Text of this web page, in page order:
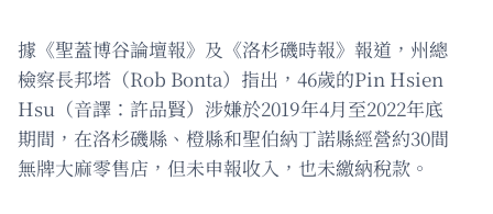
據《聖蓋博谷論壇報》及《洛杉磯時報》報道，州總
檢察長邦塔（Rob Bonta）指出，46歲的Pin Hsien
Hsu（音譯：許品賢）涉嫌於2019年4月至2022年底
期間，在洛杉磯縣、橙縣和聖伯納丁諾縣經營約30間
無牌大麻零售店，但未申報收入，也未繳納稅款。